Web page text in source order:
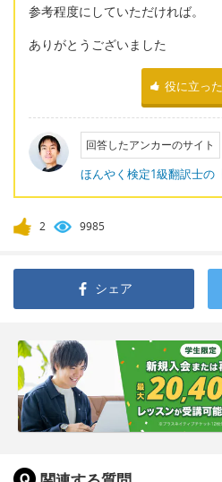
参考程度にしていただければ。
ありがとうございました
役に立った
回答したアンカーのサイト
ほんやく検定1級翻訳士の
2 9985
シェア